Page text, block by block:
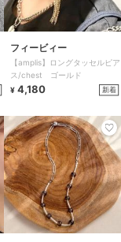
フィービィー
【amplis】ロングタッセルピア
ス/chest ゴールド
¥ 4,180 新着